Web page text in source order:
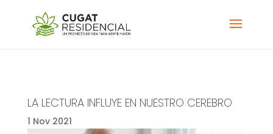
LA LECTURA INFLUYE EN NUESTRO CEREBRO
1 Nov 2021